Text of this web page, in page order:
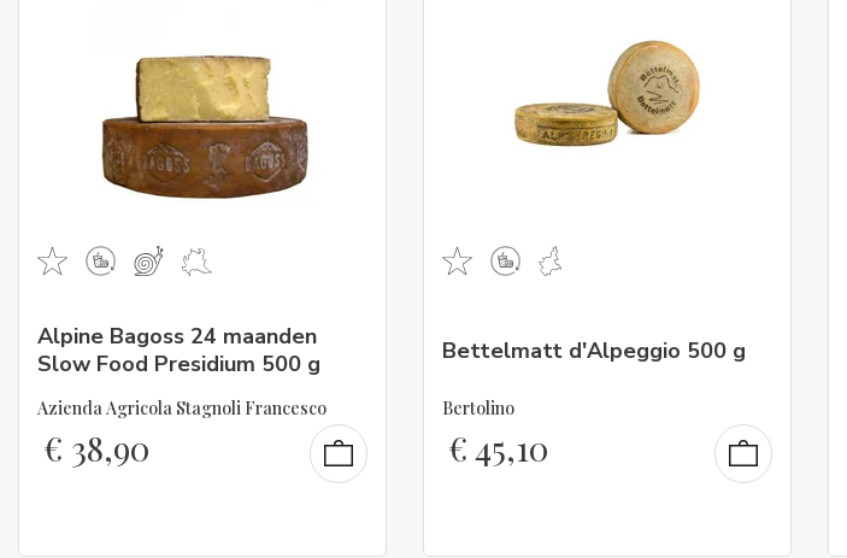
Alpine Bagoss 24 maanden
Slow Food Presidium 500 g
Azienda Agricola Stagnoli Francesco
€ 38,90
Bettelmatt d'Alpeggio 500 g
Bertolino
€45,10